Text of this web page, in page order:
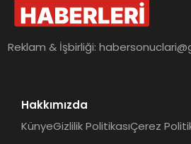
Reklam & İşbirliği:
Hakkımızda
KünyeGizlilik PolitikasıÇerez